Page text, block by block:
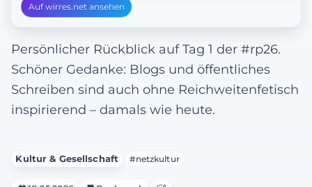
Auf wirres.net ansehen
Persönlicher Rückblick auf Tag 1 der #rp26.
Schöner Gedanke: Blogs und öffentliches
Schreiben sind auch ohne Reichweitenfetisch
inspirierend – damals wie heute.
Kultur & Gesellschaft #netzkultur